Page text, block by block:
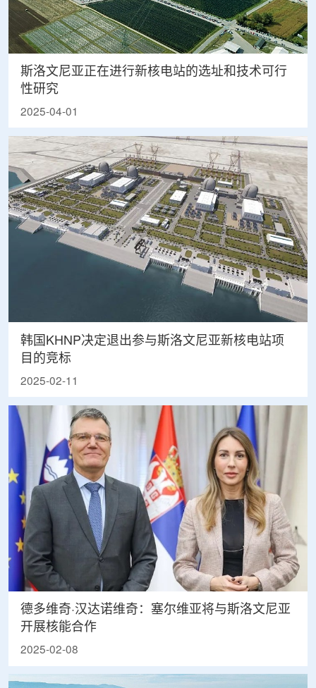
斯洛文尼亚正在进行新核电站的选址和技术可行
性研究
2025-04-01
韩国KHNP决定退出参与斯洛文尼亚新核电站项
目的竞标
2025-02-11
德多维奇·汉达诺维奇：塞尔维亚将与斯洛文尼亚
开展核能合作
2025-02-08